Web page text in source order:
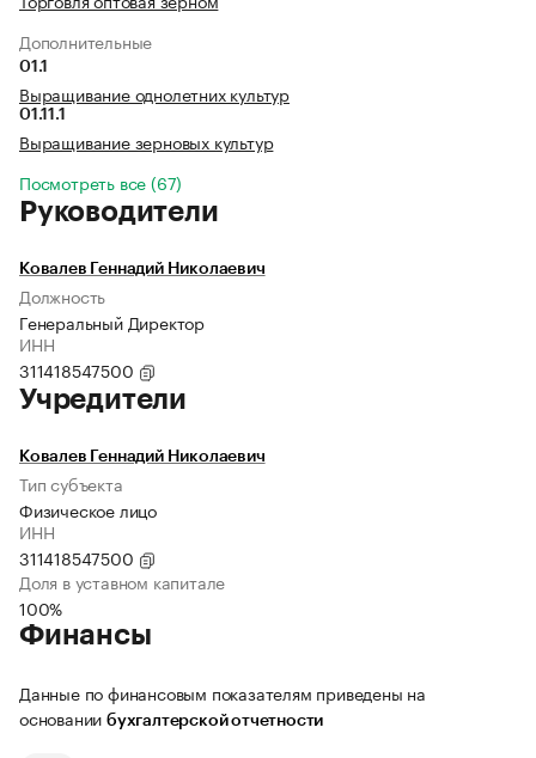
Дополнительные
01.1
Выращивание однолетних культур
01.11.1
Выращивание зерновых культур
Посмотреть все (67)
Руководители
Ковалев Геннадий Николаевич
Должность
Генеральный Директор
ИНН
311418547500
Учредители
Ковалев Геннадий Николаевич
Тип субъекта
Физическое лицо
ИНН
311418547500
Доля в уставном капитале
100%
Финансы
Данные по финансовым показателям приведены на
основании бухгалтерской отчетности